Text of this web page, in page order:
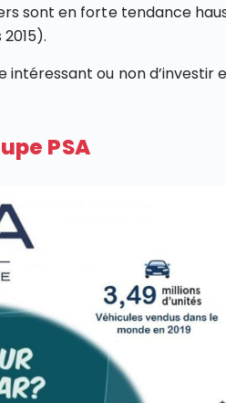
sont en forte tendance
intéressant ou non d’investir
PSA